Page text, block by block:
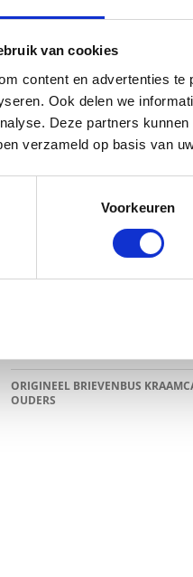
van cookies
content en advertenties
Ook delen we
Deze partners
verzameld op basis van
Voorkeuren
LAATSTE BLOGS
JE LIEVER EERDER ONTDEKT
TOP 5 BESTE LANDAL
VAN TRADITIONELE GIPSBUIK
ORIGINEEL BRIEVENBUS
OUDERS